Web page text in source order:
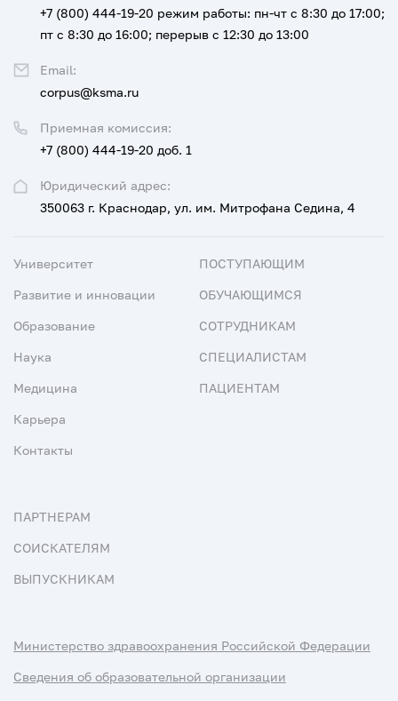
Юридический адрес:
350063 г. Краснодар, ул. им. Митрофана Седина, 4
Приемная комиссия:
+7 (800) 444-19-20 доб. 1
+7 (800) 444-19-20 режим работы: пн-чт с 8:30 до 17:00;
пт с 8:30 до 16:00; перерыв с 12:30 до 13:00
Email:
corpus@ksma.ru
Университет
Развитие и инновации
Образование
Наука
Медицина
Карьера
Контакты
ПОСТУПАЮЩИМ
ОБУЧАЮЩИМСЯ
СОТРУДНИКАМ
СПЕЦИАЛИСТАМ
ПАЦИЕНТАМ
ПАРТНЕРАМ
СОИСКАТЕЛЯМ
ВЫПУСКНИКАМ
Министерство здравоохранения Российской Федерации
Сведения об образовательной организации